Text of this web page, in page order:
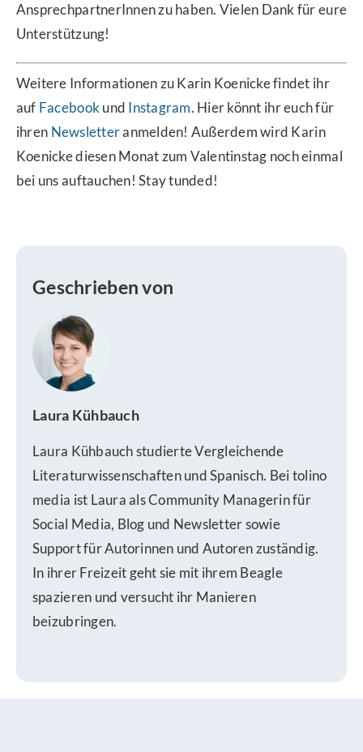
AnsprechpartnerInnen zu haben. Vielen Dank für eure
Unterstützung!
Weitere Informationen zu Karin Koenicke findet ihr
auf Facebookund Instagram. Hier könnt ihr euch für
ihren Newsletteranmelden! Außerdem wird Karin
Koenicke diesen Monat zum Valentinstag noch einmal
bei uns auftauchen! Stay tunded!
Geschrieben von
Laura Kühbauch
Laura Kühbauch studierte Vergleichende
Literaturwissenschaften und Spanisch. Bei tolino
media ist Laura als Community Managerin für
Social Media, Blog und Newsletter sowie
Support für Autorinnen und Autoren zuständig.
In ihrer Freizeit geht sie mit ihrem Beagle
spazieren und versucht ihr Manieren
beizubringen.